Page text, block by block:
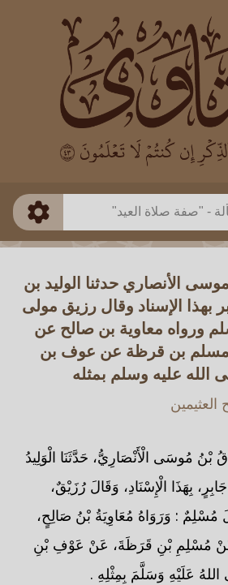
بن العثيمين
طريقة البحث
ذكي
الأنصاري حدثنا الوليد بن
بهذا الإسناد وقال رزيق مولى
ورواه معاوية بن صالح عن
مسلم بن قرظة عن عوف بن
الله عليه وسلم بمثله
بْنُ مُوسَى الْأَنْصَارِيُّ، حَدَّثَنَا الْوَلِيدُ
بِهَذَا الْإِسْنَادِ، وَقَالَ رُزَيْقٌ،
مُسْلِمٌ : وَرَوَاهُ مُعَاوِيَةُ بْنُ صَالِحٍ،
عَنْ مُسْلِمِ بْنِ قَرَظَةَ، عَنْ عَوْفِ بْنِ
عَلَيْهِ وَسَلَّمَ بِمِثْلِهِ .